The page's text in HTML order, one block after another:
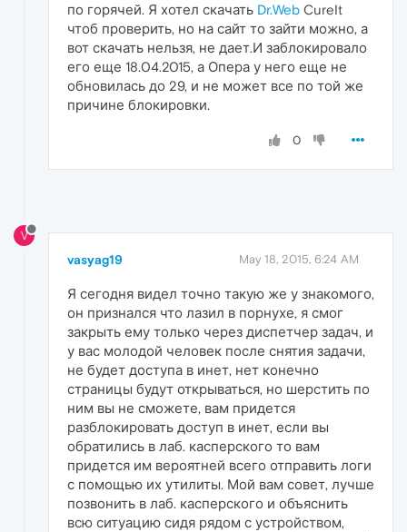
по горячей. Я хотел скачать Dr.Web CureIt
чтоб проверить, но на сайт то зайти можно, а
вот скачать нельзя, не дает.И заблокировало
его еще 18.04.2015, а Опера у него еще не
обновилась до 29, и не может все по той же
причине блокировки.
0
V
vasyag19 May 18, 2015, 6:24 AM
Я сегодня видел точно такую же у знакомого,
он признался что лазил в порнухе, я смог
закрыть ему только через диспетчер задач, и
у вас молодой человек после снятия задачи,
не будет доступа в инет, нет конечно
страницы будут открываться, но шерстить по
ним вы не сможете, вам придется
разблокировать доступ в инет, если вы
обратились в лаб. касперского то вам
придется им вероятней всего отправить логи
с помощью их утилиты. Мой вам совет, лучше
позвонить в лаб. касперского и объяснить
всю ситуацию сидя рядом с устройством,